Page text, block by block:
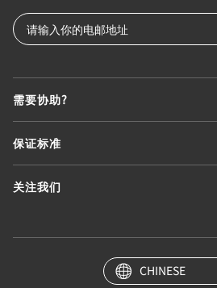
需要协助?
保证标准
关注我们
CHINESE